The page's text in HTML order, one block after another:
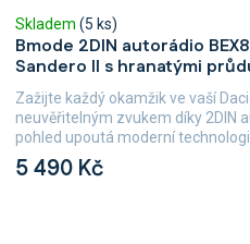
Bmode 2DIN autorádio
Sandero II s hranatými
Skladem (5 ks)
5 490 Kč
Zažijte každý okamžik ve vaší
neuvěřitelným zvukem díky 2DIN
pohled upoutá moderní